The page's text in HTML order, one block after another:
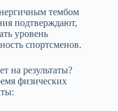
тембом
подтверждают,
уровень
спортсменов.
на результаты?
физических